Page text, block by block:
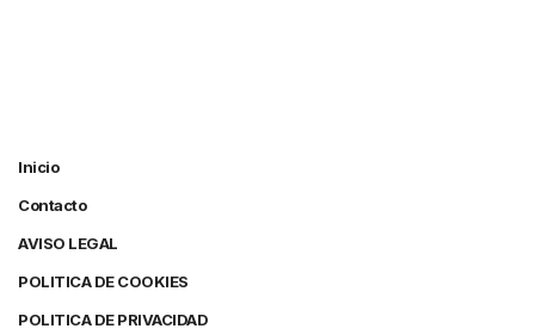
Inicio
Contacto
AVISO LEGAL
POLITICA DE COOKIES
POLITICA DE PRIVACIDAD